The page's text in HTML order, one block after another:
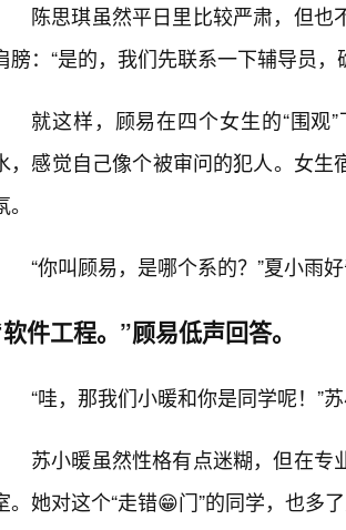
陈思琪虽然平日里比较严肃，但
膀：“是的，我们先联系一下辅导员
就这样，顾易在四个女生的“围观
，感觉自己像个被审问的犯人。女
。
“你叫顾易，是哪个系的？”夏小雨
件工程。”顾易低声回答。
“哇，那我们小暖和你是同学呢！”
苏小暖虽然性格有点迷糊，但在
。她对这个“走错😁门”的同学，也多